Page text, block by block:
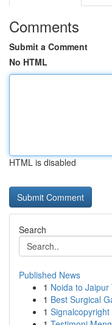
Comments
Submit a Comment
No HTML
HTML is disabled
Search
Published News
1 Noida to
1 Best Surgical
1